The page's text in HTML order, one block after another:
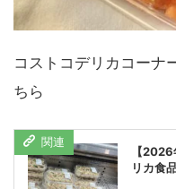
コストコデリカコーナ
ちら
【
リカ食